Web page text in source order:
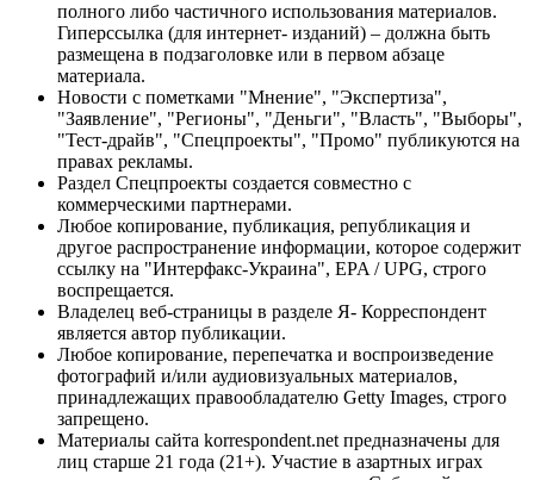
полного либо частичного использования материалов.
Гиперссылка (для интернет- изданий) – должна быть
размещена в подзаголовке или в первом абзаце
материала.
Новости с пометками "Мнение", "Экспертиза",
"Заявление", "Регионы", "Деньги", "Власть", "Выборы",
"Тест-драйв", "Спецпроекты", "Промо" публикуются на
правах рекламы.
Раздел Спецпроекты создается совместно с
коммерческими партнерами.
Любое копирование, публикация, републикация и
другое распространение информации, которое содержит
ссылку на "Интерфакс-Украина", EPA / UPG, строго
воспрещается.
Владелец веб-страницы в разделе Я- Корреспондент
является автор публикации.
Любое копирование, перепечатка и воспроизведение
фотографий и/или аудиовизуальных материалов,
принадлежащих правообладателю Getty Images, строго
запрещено.
Материалы сайта korrespondent.net предназначены для
лиц старше 21 года (21+). Участие в азартных играх